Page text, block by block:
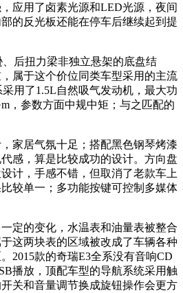
应用了卤素光源和LED光源，夜间
的反光板还能在停车后继续起到提
后扭力梁非独立悬架的底盘结
属于这个价位同类车型采用的主流
用了1.5L自然吸气发动机，最大功
，参数方面中规中矩；与之匹配的
家居气氛十足；搭配黑色钢琴烤漆
感，算是比较成功的设计。方向盘
计，手感不错，但取消了老款车上
较单一；多功能按键可控制多媒体
定的变化，水温表和油量表被整合
这两块表的区域被改成了车辆各种
2015款的奇瑞E3全系没有音响CD
播放，顶配车型的导航系统采用触
关和音量调节换成旋钮操作会更方